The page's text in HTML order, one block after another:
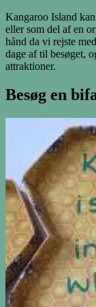
Kangaroo Island
eller som del af en
hånd da vi rejste
dage af til besøget,
attraktioner.
Besøg en